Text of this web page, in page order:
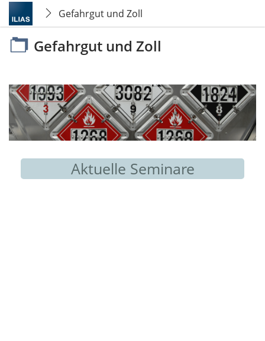
Gefahrgut und Zoll
Gefahrgut und Zoll
Aktuelle Seminare